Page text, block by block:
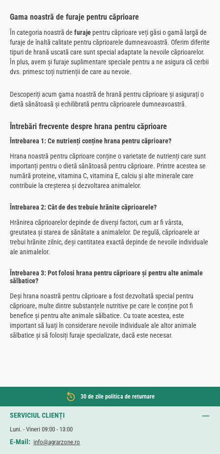
Gama noastră de furaje pentru căprioare
În categoria noastră de furaje pentru căprioare veți găsi o gamă largă de
furaje de înaltă calitate pentru căprioarele dumneavoastră. Oferim diferite
tipuri de hrană uscată care sunt special adaptate la nevoile căprioarelor.
În plus, avem și furaje suplimentare speciale pentru a ne asigura că cerbii
dvs. primesc toți nutrienții de care au nevoie.
Descoperiți acum gama noastră de hrană pentru căprioare și asigurați o
dietă sănătoasă și echilibrată pentru căprioarele dumneavoastră.
Întrebări frecvente despre hrana pentru căprioare
Întrebarea 1: Ce nutrienți conține hrana pentru căprioare?
Hrana noastră pentru căprioare conține o varietate de nutrienți care sunt
importanți pentru o dietă sănătoasă pentru căprioare. Printre acestea se
numără proteine, vitamina C, vitamina E, calciu și alte minerale care
contribuie la creșterea și dezvoltarea animalelor.
Întrebarea 2: Cât de des trebuie hrănite căprioarele?
Hrănirea căprioarelor depinde de diverși factori, cum ar fi vârsta,
greutatea și starea de sănătate a animalelor. De regulă, căprioarele ar
trebui hrănite zilnic, deși cantitatea exactă depinde de nevoile individuale
ale animalelor.
Întrebarea 3: Pot folosi hrana pentru căprioare și pentru alte animale
sălbatice?
Deși hrana noastră pentru căprioare a fost dezvoltată special pentru
căprioare, multe dintre substanțele nutritive pe care le conține pot fi
benefice și pentru alte animale sălbatice. Cu toate acestea, este
important să luați în considerare nevoile individuale ale altor animale
sălbatice și să folosiți furaje specializate, dacă este necesar.
30 de zile politica de returnare
SERVICIUL CLIENȚI
Luni. - Vineri 09:00 - 13:00
E-Mail: info@agrarzone.ro